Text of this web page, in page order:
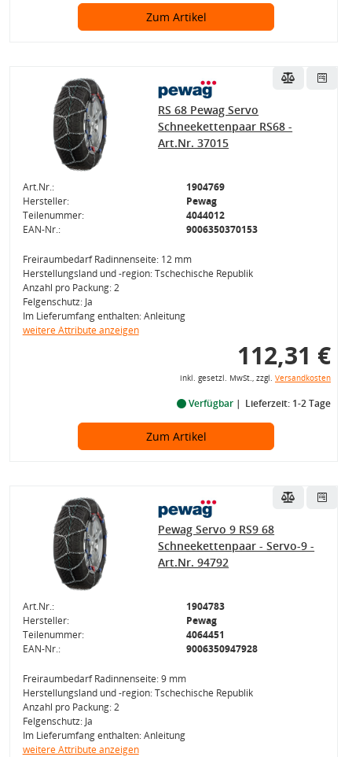
Zum Artikel
RS 68 Pewag Servo
Schneekettenpaar RS68 -
Art.Nr. 37015
Art.Nr.:
1904769
Hersteller:
Pewag
Teilenummer:
4044012
EAN-Nr.:
9006350370153
Freiraumbedarf Radinnenseite: 12 mm
Herstellungsland und -region: Tschechische Republik
Anzahl pro Packung: 2
Felgenschutz: Ja
Im Lieferumfang enthalten: Anleitung
weitere Attribute anzeigen
112,31 €
inkl. gesetzl. MwSt., zzgl. Versandkosten
Verfügbar Lieferzeit: 1-2 Tage
Zum Artikel
Pewag Servo 9 RS9 68
Schneekettenpaar - Servo-9 -
Art.Nr. 94792
Art.Nr.:
1904783
Hersteller:
Pewag
Teilenummer:
4064451
EAN-Nr.:
9006350947928
Freiraumbedarf Radinnenseite: 9 mm
Herstellungsland und -region: Tschechische Republik
Anzahl pro Packung: 2
Felgenschutz: Ja
Im Lieferumfang enthalten: Anleitung
weitere Attribute anzeigen